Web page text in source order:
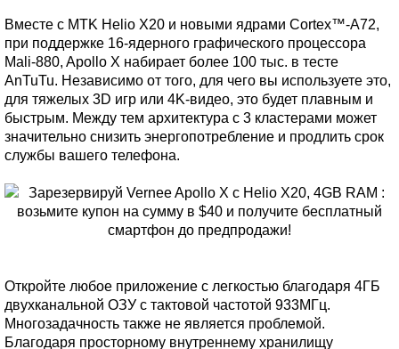
Вместе с MTK Helio X20 и новыми ядрами Cortex™-A72,
при поддержке 16-ядерного графического процессора
Mali-880, Apollo X набирает более 100 тыс. в тесте
AnTuTu. Независимо от того, для чего вы используете это,
для тяжелых 3D игр или 4K-видео, это будет плавным и
быстрым. Между тем архитектура с 3 кластерами может
значительно снизить энергопотребление и продлить срок
службы вашего телефона.
Откройте любое приложение с легкостью благодаря 4ГБ
двухканальной ОЗУ с тактовой частотой 933МГц.
Многозадачность также не является проблемой.
Благодаря просторному внутреннему хранилищу